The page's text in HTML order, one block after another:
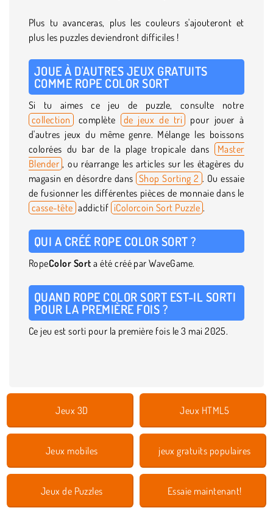
Plus tu avanceras, plus les couleurs s'ajouteront et
plus les puzzles deviendront difficiles !
JOUE À D'AUTRES JEUX GRATUITS
COMME ROPE COLOR SORT
Si tu aimes ce jeu de puzzle, consulte notre
collection complète de jeux de tri
pour jouer à
d'autres jeux du même genre. Mélange les boissons
colorées du bar de la plage tropicale dans
Master
Blender , ou réarrange les articles sur les étagères du
magasin en désordre dans Shop Sorting 2 . Ou essaie
de fusionner les différentes pièces de monnaie dans le
casse-tête addictif iColorcoin Sort Puzzle .
QUI A CRÉÉ ROPE COLOR SORT ?
RopeColor Sort a été créé par WaveGame.
QUAND ROPE COLOR SORT EST-IL SORTI
POUR LA PREMIÈRE FOIS ?
Ce jeu est sorti pour la première fois le 3 mai 2025.
Jeux 3D Jeux HTML5
Jeux mobiles jeux gratuits populaires
Jeux de Puzzles Essaie maintenant!